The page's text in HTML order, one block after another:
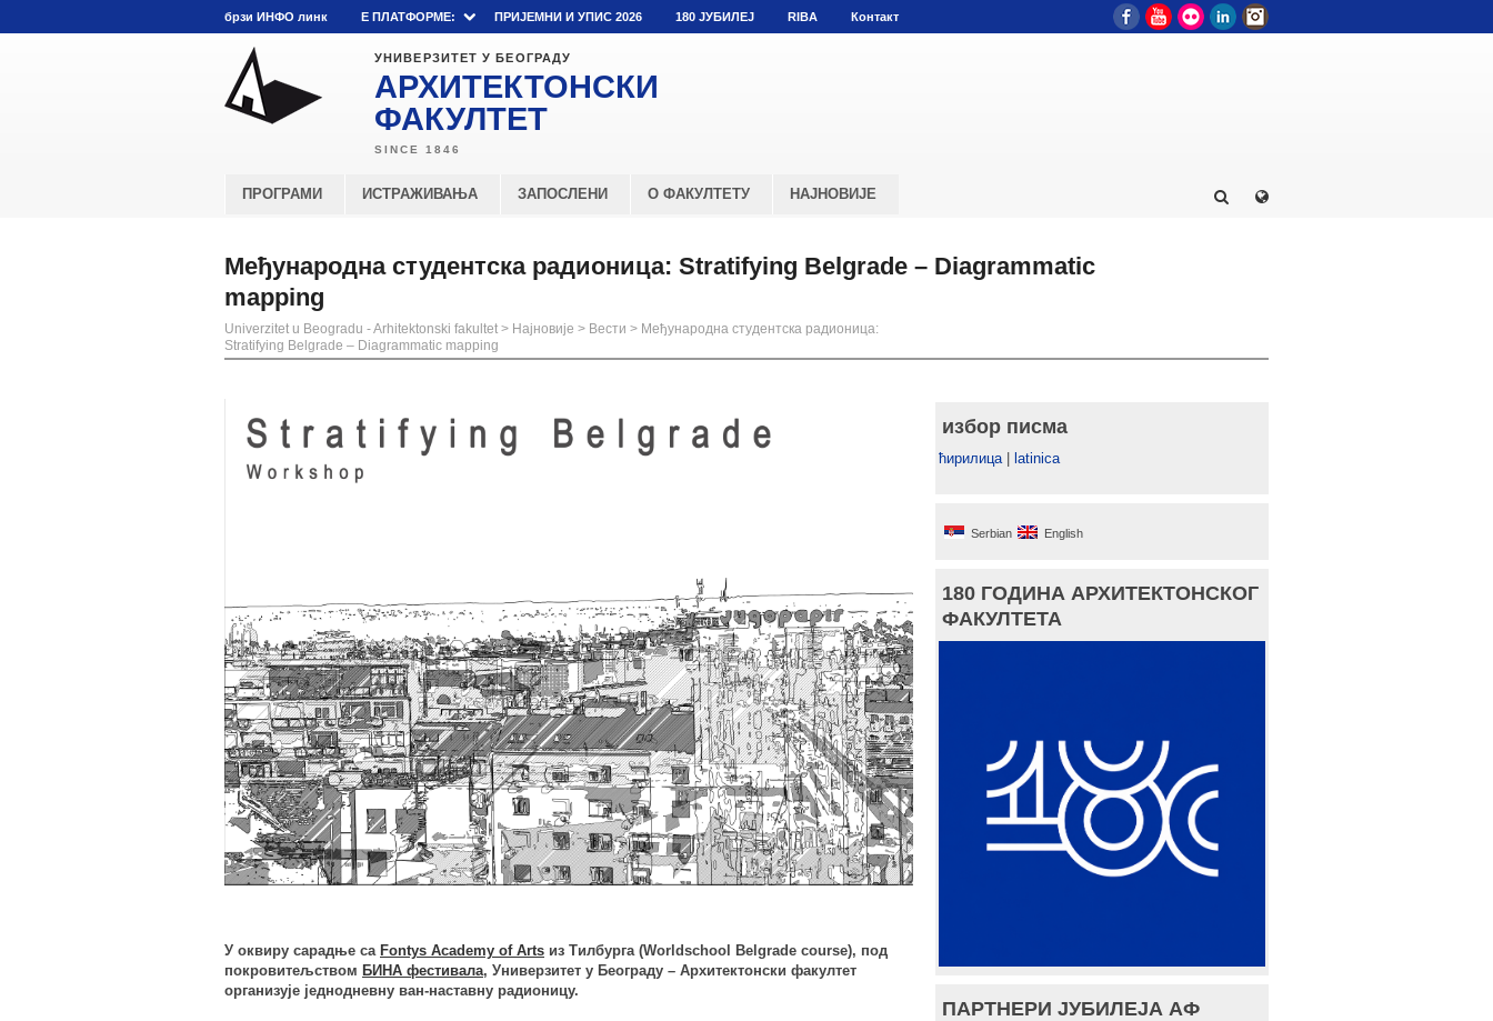
брзи ИНФО линк E ПЛАТФОРМЕ: ПРИЈЕМНИ И УПИС 2026 180 ЈУБИЛЕЈ RIBA Контакт FacebookYouTube
Flickr LinkedIn
УНИВЕРЗИТЕТ У БЕОГРАДУ
АРХИТЕКТОНСКИ
ФАКУЛТЕТ
ПРОГРАМИ ИСТРАЖИВАЊА ЗАПОСЛЕНИ О ФАКУЛТЕТУ НАЈНОВИЈЕ
Међународна студентска радионица: Stratifying Belgrade – Diagrammatic
mapping
Univerzitet u Beogradu - Arhitektonski fakultet > Најновије > Вести > Међународна студентска радионица:
Stratifying Belgrade – Diagrammatic mapping
У оквиру сарадње са Fontys Academy of Arts из Тилбурга (Worldschool Belgrade course), под
покровитељством БИНА фестивала, Универзитет у Београду – Архитектонски факултет
организује једнодневну ван-наставну радионицу.
избор писма
ћирилица| latinica
Serbian English
180 ГОДИНА АРХИТЕКТОНСКОГ
ФАКУЛТЕТА
ПАРТНЕРИ ЈУБИЛЕЈА АФ